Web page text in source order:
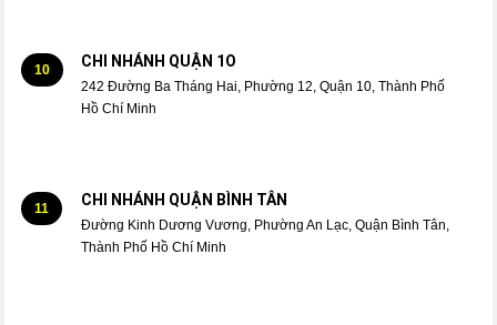
10 CHI NHÁNH QUẬN 1O
242 Đường Ba Tháng Hai, Phường 12, Quận 10, Thành Phố
Hồ Chí Minh
11 CHI NHÁNH QUẬN BÌNH TÂN
Đường Kinh Dương Vương, Phường An Lạc, Quận Bình Tân,
Thành Phố Hồ Chí Minh